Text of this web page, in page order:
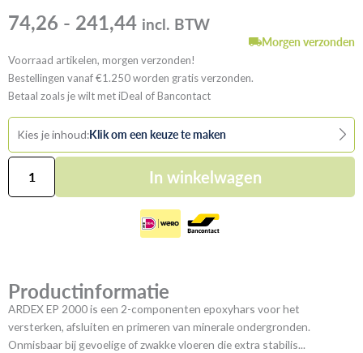
74,26 - 241,44Prijsklasse:
74,26
241,44
incl. BTW
Morgen verzonden
Voorraad artikelen, morgen verzonden!
Bestellingen vanaf €1.250 worden gratis verzonden.
Betaal zoals je wilt met iDeal of Bancontact
Kies je inhoud:Klik om een keuze te maken
ARDEX
2000
In winkelwagen
Productinformatie
ARDEX EP 2000 is een 2-componenten epoxyhars voor het
versterken, afsluiten en primeren van minerale ondergronden.
Onmisbaar bij gevoelige of zwakke vloeren die extra stabilis...